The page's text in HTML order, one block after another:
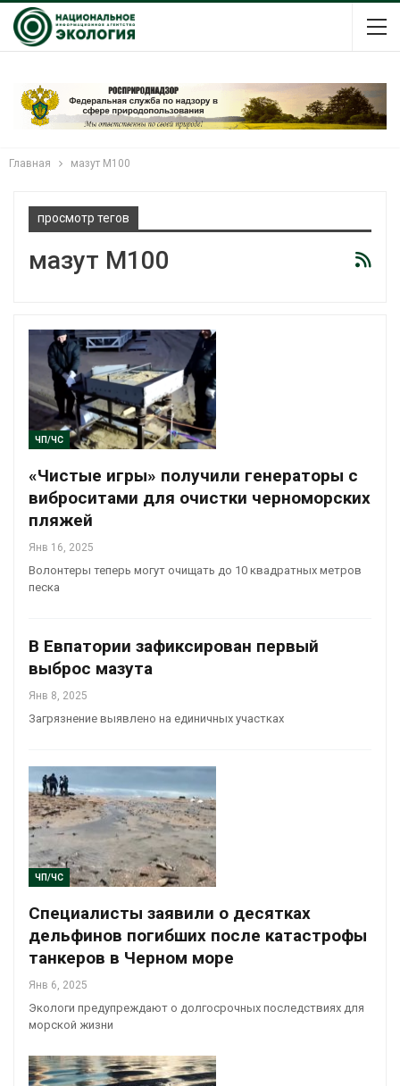
Главная мазут М100
просмотр тегов
мазут М100
ЧП/ЧС
«Чистые игры» получили генераторы с
виброситами для очистки черноморских
пляжей
Янв 16, 2025
Волонтеры теперь могут очищать до 10 квадратных метров
песка
В Евпатории зафиксирован первый
выброс мазута
Янв 8, 2025
Загрязнение выявлено на единичных участках
ЧП/ЧС
Специалисты заявили о десятках
дельфинов погибших после катастрофы
танкеров в Черном море
Янв 6, 2025
Экологи предупреждают о долгосрочных последствиях для
морской жизни